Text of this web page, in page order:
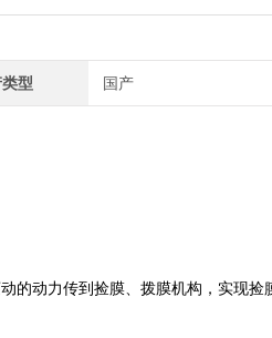
型 国产
动力传到捡膜、拨膜机构，实现捡